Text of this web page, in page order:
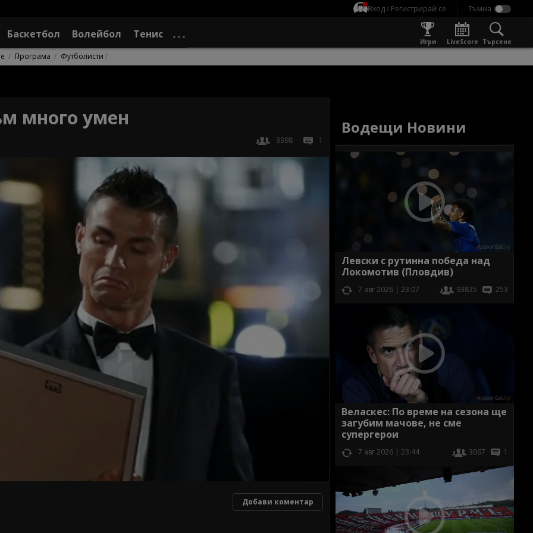
Вход / Регистрирай се
Баскетбол Волейбол Тенис
Игри LiveScore Търсене
Програма Футболисти
много умен
9998 1
Добави коментар
Водещи Новини
Левски с рутинна победа над
Локомотив (Пловдив)
7 авг 2026 | 23:07 93835 253
Веласкес: По време на сезона ще
загубим мачове, не сме
супергерои
7 авг 2026 | 23:44 3067 1